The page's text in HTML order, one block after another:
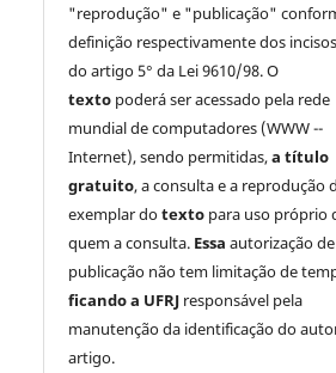
"reprodução" e "publicação"
definição respectivamente dos
do artigo 5° da Lei 9610/98. O
texto poderá ser acessado pela rede
mundial de computadores (WWW --
Internet), sendo permitidas,a título
gratuito, a consulta e a reprodução
exemplar dotexto para uso próprio
quem a consulta. Essa autorização de
publicação não tem limitação de
ficando a UFRJ responsável pela
manutenção da identificação do
artigo.